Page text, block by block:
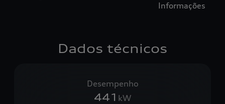
Informações
Dados técnicos
Desempenho
441 kW